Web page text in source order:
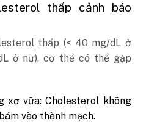
thấp cảnh báo
thấp (< 40 mg/dL ở
ở nữ), cơ thể có thể gặp
xơ vữa: Cholesterol không
vào thành mạch.